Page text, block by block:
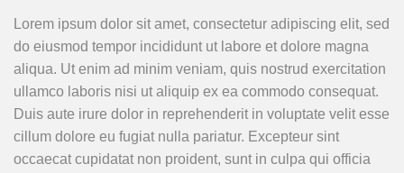
Lorem ipsum dolor sit amet, consectetur adipiscing elit, sed
do eiusmod tempor incididunt ut labore et dolore magna
aliqua. Ut enim ad minim veniam, quis nostrud exercitation
ullamco laboris nisi ut aliquip ex ea commodo consequat.
Duis aute irure dolor in reprehenderit in voluptate velit esse
cillum dolore eu fugiat nulla pariatur. Excepteur sint
occaecat cupidatat non proident, sunt in culpa qui officia